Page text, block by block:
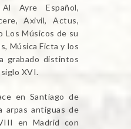
Ayre Español,
Axivil, Actus,
Los Músicos de su
Música Ficta y los
grabado distintos
XVI.
en Santiago de
arpas antiguas de
en Madrid con